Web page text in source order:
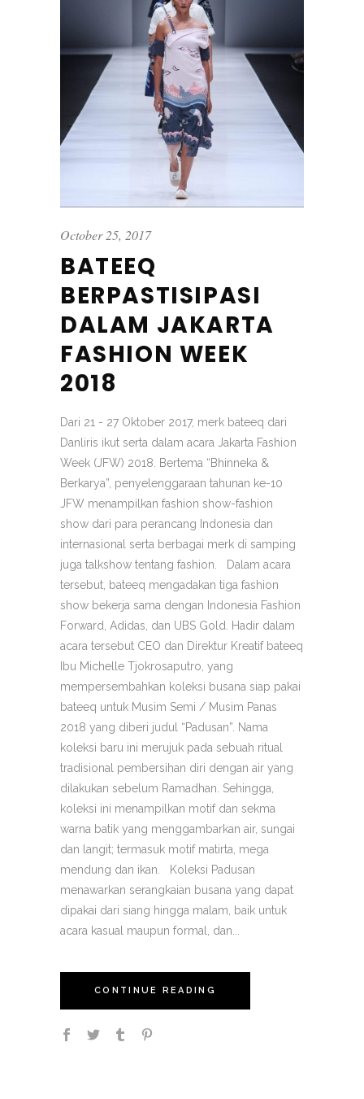
October 25, 2017
BATEEQ
BERPASTISIPASI
DALAM JAKARTA
FASHION WEEK
2018
Dari 21 - 27 Oktober 2017, merk bateeq dari
Danliris ikut serta dalam acara Jakarta Fashion
Week (JFW) 2018. Bertema “Bhinneka &
Berkarya”, penyelenggaraan tahunan ke-10
JFW menampilkan fashion show-fashion
show dari para perancang Indonesia dan
internasional serta berbagai merk di samping
juga talkshow tentang fashion. Dalam acara
tersebut, bateeq mengadakan tiga fashion
show bekerja sama dengan Indonesia Fashion
Forward, Adidas, dan UBS Gold. Hadir dalam
acara tersebut CEO dan Direktur Kreatif bateeq
Ibu Michelle Tjokrosaputro, yang
mempersembahkan koleksi busana siap pakai
bateeq untuk Musim Semi / Musim Panas
2018 yang diberi judul “Padusan”. Nama
koleksi baru ini merujuk pada sebuah ritual
tradisional pembersihan diri dengan air yang
dilakukan sebelum Ramadhan. Sehingga,
koleksi ini menampilkan motif dan sekma
warna batik yang menggambarkan air, sungai
dan langit; termasuk motif matirta, mega
mendung dan ikan. Koleksi Padusan
menawarkan serangkaian busana yang dapat
dipakai dari siang hingga malam, baik untuk
acara kasual maupun formal, dan...
CONTINUE READING